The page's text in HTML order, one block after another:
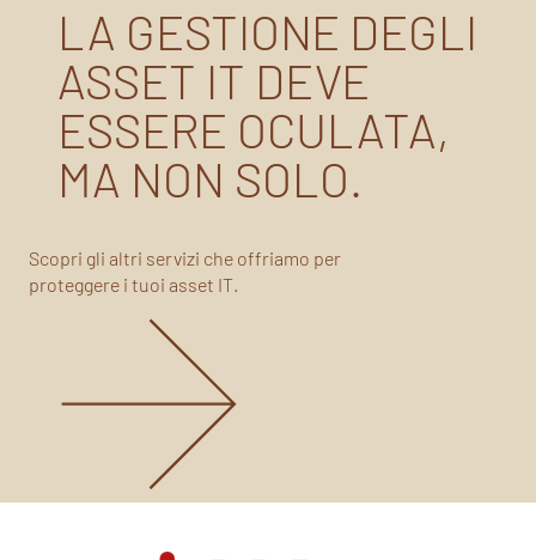
LA GESTIONE DEGLI
ASSET IT DEVE
ESSERE OCULATA,
MA NON SOLO.
Scopri gli altri servizi che offriamo per
proteggere i tuoi asset IT.